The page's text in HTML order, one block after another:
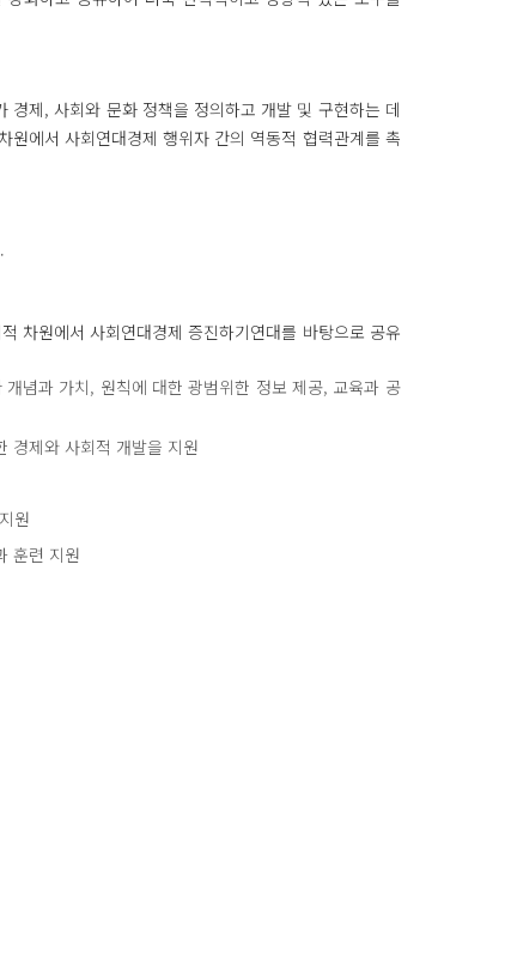
경제, 사회와 문화 정책을 정의하고 개발 및 구현하는 데
원에서 사회연대경제 행위자 간의 역동적 협력관계를 촉
차원에서 사회연대경제 증진하기연대를 바탕으로 공유
념과 가치, 원칙에 대한 광범위한 정보 제공, 교육과 공
경제와 사회적 개발을 지원
원
훈련 지원